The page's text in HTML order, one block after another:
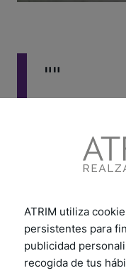
""
ATRIM utiliza
persistentes para
publicidad
recogida de tus